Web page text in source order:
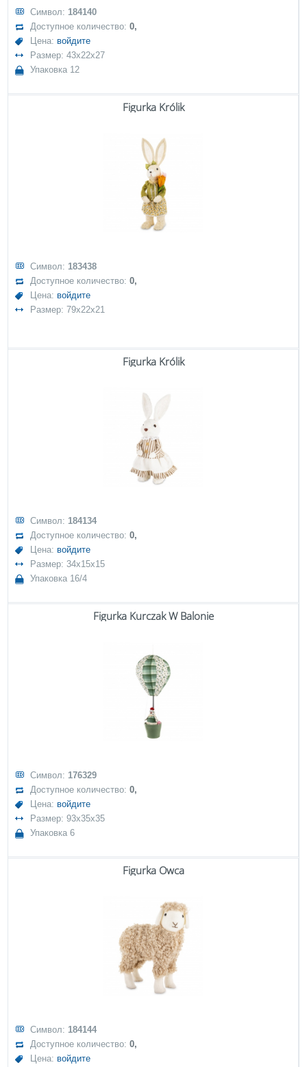
Символ: 184140
Доступное количество:0,
Цена: войдите
Размер: 43x22x27
Упаковка 12
Figurka Królik
Символ: 183438
Доступное количество:0,
Цена: войдите
Размер: 79x22x21
Figurka Królik
Символ: 184134
Доступное количество:0,
Цена: войдите
Размер: 34x15x15
Упаковка 16/4
Figurka Kurczak W Balonie
Символ: 176329
Доступное количество:0,
Цена: войдите
Размер: 93x35x35
Упаковка 6
Figurka Owca
Символ: 184144
Доступное количество:0,
Цена: войдите